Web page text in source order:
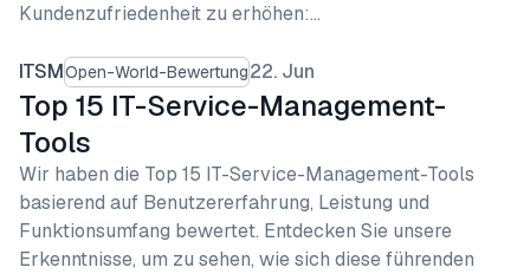
Kundenzufriedenheit zu erhöhen:…
ITSMOpen-World-Bewertung22. Jun
Top 15 IT-Service-Management-
Tools
Wir haben die Top 15 IT-Service-Management-Tools
basierend auf Benutzererfahrung, Leistung und
Funktionsumfang bewertet. Entdecken Sie unsere
Erkenntnisse, um zu sehen, wie sich diese führenden